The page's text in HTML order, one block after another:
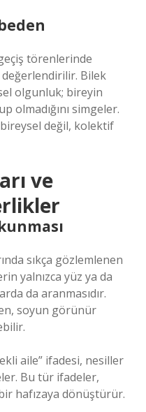
törenlerinde
Bilek
olgunluk; bireyin
olmadığını simgeler.
değil, kolektif
ve
sıkça gözlemlenen
yalnızca yüz ya da
da aranmasıdır.
soyun görünür
aile” ifadesi, nesiller
Bu tür ifadeler,
hafızaya dönüştürür.